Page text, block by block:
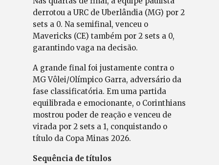
derrotou a URC de Uberlândia (MG) por 2
sets a 0. Na semifinal, venceu o
Mavericks (CE) também por 2 sets a 0,
garantindo vaga na decisão.
A grande final foi justamente contra o
MG Vôlei/Olímpico Garra, adversário da
fase classificatória. Em uma partida
equilibrada e emocionante, o Corinthians
mostrou poder de reação e venceu de
virada por 2 sets a 1, conquistando o
título da Copa Minas 2026.
Sequência de títulos